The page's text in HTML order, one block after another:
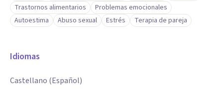
Trastornos alimentarios
Problemas emocionales
Autoestima
Abuso sexual Estrés Terapia de pareja
Idiomas
Castellano (Español)